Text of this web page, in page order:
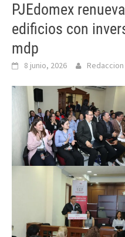
PJEdomex
edificios con
mdp
8 junio, 2026 Redaccion